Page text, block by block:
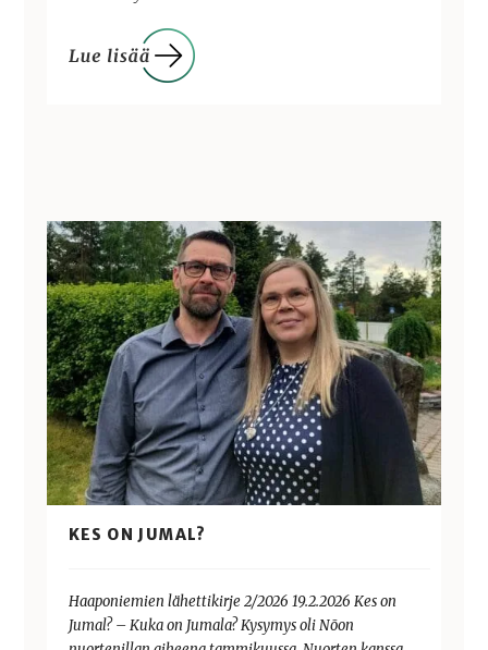
KES ON JUMAL?
Haaponiemien lähettikirje 2/2026 19.2.2026 Kes on
Jumal? – Kuka on Jumala? Kysymys oli Nõon